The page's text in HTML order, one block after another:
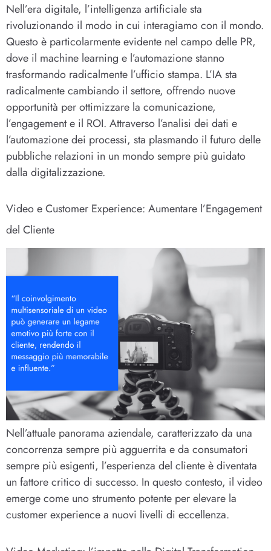
Nell’era digitale, l’intelligenza artificiale sta
rivoluzionando il modo in cui interagiamo con il mondo.
Questo è particolarmente evidente nel campo delle PR,
dove il machine learning e l’automazione stanno
trasformando radicalmente l’ufficio stampa. L’IA sta
radicalmente cambiando il settore, offrendo nuove
opportunità per ottimizzare la comunicazione,
l’engagement e il ROI. Attraverso l’analisi dei dati e
l’automazione dei processi, sta plasmando il futuro delle
pubbliche relazioni in un mondo sempre più guidato
dalla digitalizzazione.
Video e Customer Experience: Aumentare l’Engagement
del Cliente
Nell’attuale panorama aziendale, caratterizzato da una
concorrenza sempre più agguerrita e da consumatori
sempre più esigenti, l’esperienza del cliente è diventata
un fattore critico di successo. In questo contesto, il video
emerge come uno strumento potente per elevare la
customer experience a nuovi livelli di eccellenza.